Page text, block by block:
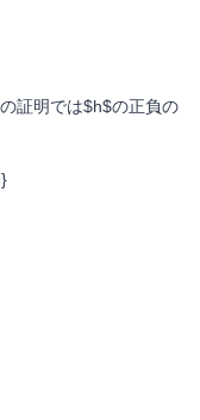
証明では$h$の正負の